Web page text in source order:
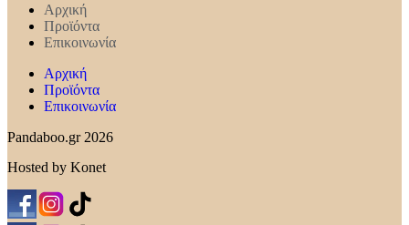
Αρχική
Προϊόντα
Επικοινωνία
Αρχική
Προϊόντα
Επικοινωνία
Pandaboo.gr 2026
Hosted by Konet